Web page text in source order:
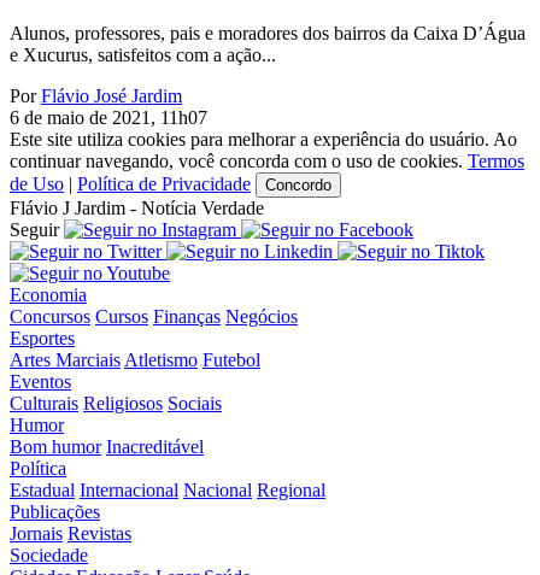
Alunos, professores, pais e moradores dos bairros da Caixa D’Água
e Xucurus, satisfeitos com a ação...
PorFlávio José Jardim
6 de maio de 2021, 11h07
Este site utiliza cookies para melhorar a experiência do usuário. Ao
continuar navegando, você concorda com o uso de cookies. Termos
de Uso | Política de Privacidade Concordo
Flávio J Jardim - Notícia Verdade
Seguir
Economia
Concursos Cursos Finanças Negócios
Esportes
Artes Marciais Atletismo Futebol
Eventos
Culturais Religiosos Sociais
Humor
Bom humor Inacreditável
Política
Estadual Internacional Nacional Regional
Publicações
Jornais Revistas
Sociedade